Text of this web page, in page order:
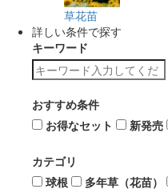
草花苗
詳しい条件で探す
キーワード
おすすめ条件
お得なセット
新発売
カテゴリ
球根
多年草（花苗）